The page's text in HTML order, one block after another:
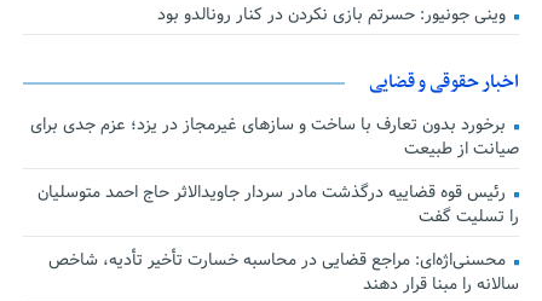
وینی جونیور: حسرتم بازی نکردن در کنار رونالدو بود
اخبار حقوقی و قضایی
برخورد بدون تعارف با ساخت‌ و سازهای غیرمجاز در یزد؛ عزم جدی برای
صیانت از طبیعت
رئیس قوه قضاییه درگذشت مادر سردار جاویدالاثر حاج احمد متوسلیان
را تسلیت گفت
محسنی‌اژه‌ای: مراجع قضایی در محاسبه خسارت تأخیر تأدیه، شاخص
سالانه را مبنا قرار دهند